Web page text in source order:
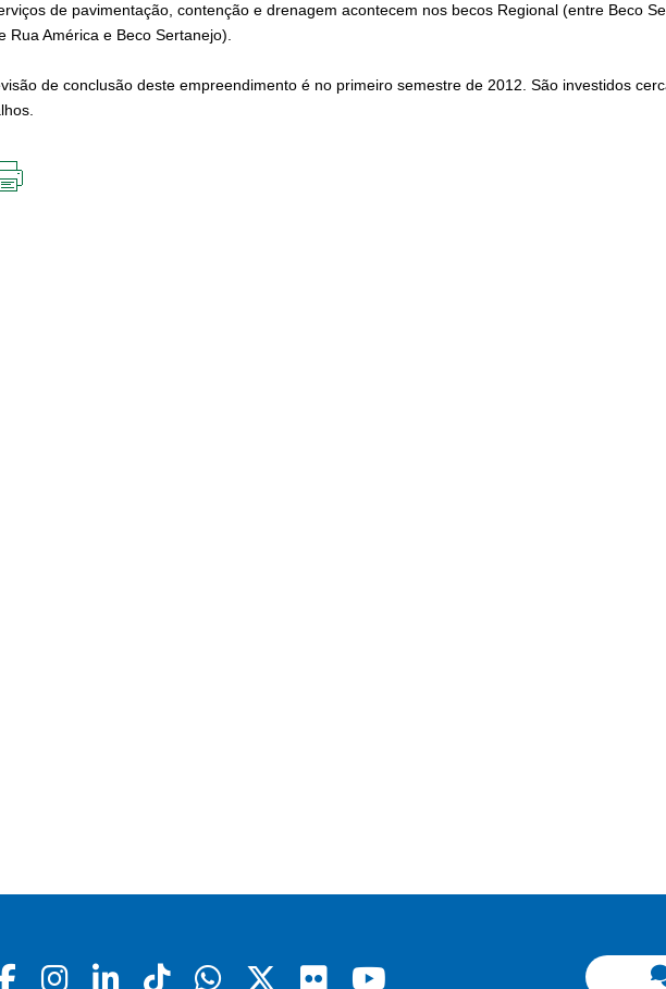
de pavimentação, contenção e drenagem acontecem nos becos Regional (entre Beco
Rua América e Beco Sertanejo).
de conclusão deste empreendimento é no primeiro semestre de 2012. São investidos
Facebook
Instagram
LinkedinTiktokWhatsapp
X Flickr